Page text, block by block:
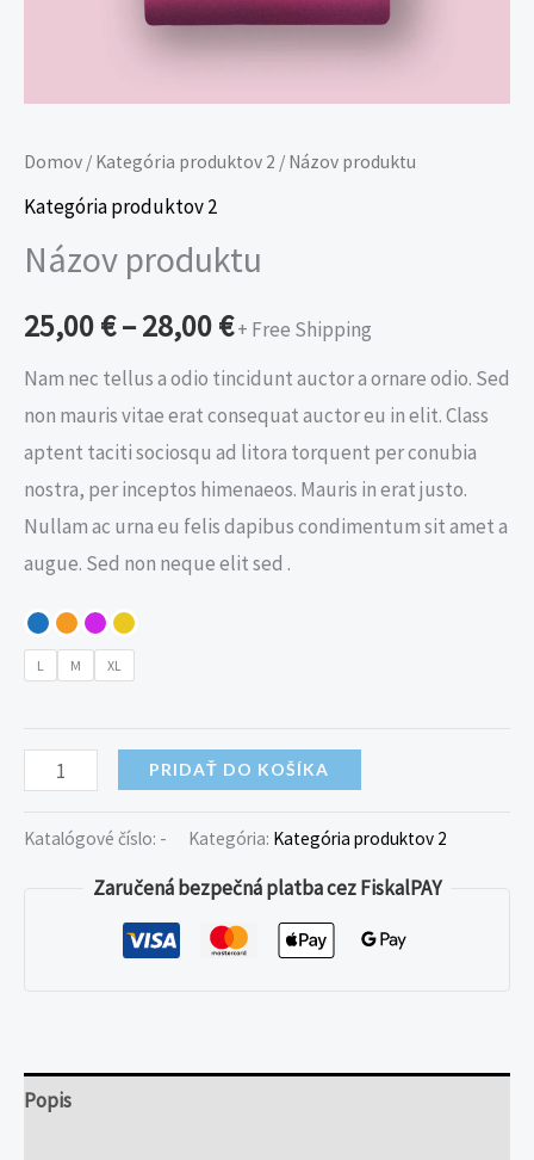
Domov / Kategória produktov 2 / Názov produktu
Kategória produktov 2
Názov produktu
25,00€–28,00€+ Free Shipping
Nam nec tellus a odio tincidunt auctor a ornare odio. Sed
non mauris vitae erat consequat auctor eu in elit. Class
aptent taciti sociosqu ad litora torquent per conubia
nostra, per inceptos himenaeos. Mauris in erat justo.
Nullam ac urna eu felis dapibus condimentum sit amet a
augue. Sed non neque elit sed .
L M XL
PRIDAŤ DO KOŠÍKA
Katalógové číslo: - Kategória: Kategória produktov 2
Zaručená bezpečná platba cez FiskalPAY
Popis